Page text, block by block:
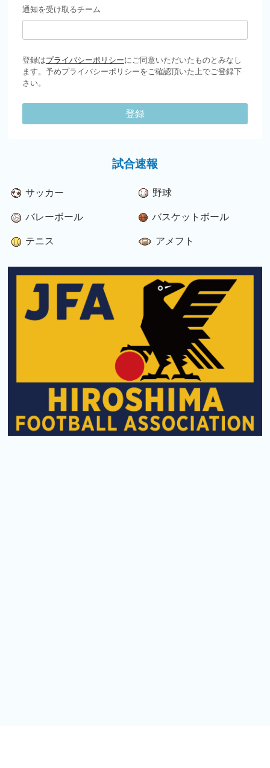
通知を受け取るチーム
登録はプライバシーポリシーにご同意いただいたものとみなし
ます。予めプライバシーポリシーをご確認頂いた上でご登録下
さい。
登録
試合速報
サッカー 野球
バレーボール バスケットボール
テニス アメフト